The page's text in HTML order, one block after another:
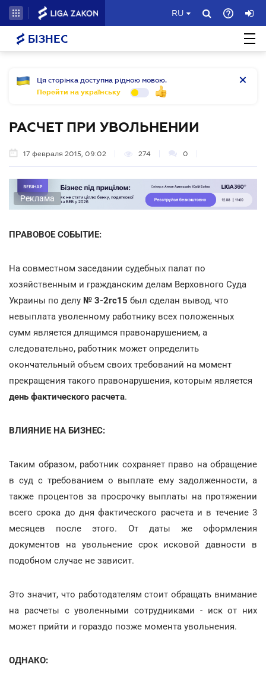
RU
БІЗНЕС
Ця сторінка доступна рідною мовою.
Перейти на українську
РАСЧЕТ ПРИ УВОЛЬНЕНИИ
17 февраля 2015, 09:02 274 0
Реклама
ПРАВОВОЕ СОБЫТИЕ:
На совместном заседании судебных палат по
хозяйственным и гражданским делам Верховного Суда
Украины по делу № 3-2гс15 был сделан вывод, что
невыплата уволенному работнику всех положенных
сумм является длящимся правонарушением, а
следовательно, работник может определить
окончательный объем своих требований на момент
прекращения такого правонарушения, которым является
день фактического расчета.
ВЛИЯНИЕ НА БИЗНЕС:
Таким образом, работник сохраняет право на обращение
в суд с требованием о выплате ему задолженности, а
также процентов за просрочку выплаты на протяжении
всего срока до дня фактического расчета и в течение 3
месяцев после этого. От даты же оформления
документов на увольнение срок исковой давности в
подобном случае не зависит.
Это значит, что работодателям стоит обращать внимание
на расчеты с уволенными сотрудниками - иск от них
может прийти и гораздо позже момента увольнения.
ОДНАКО: